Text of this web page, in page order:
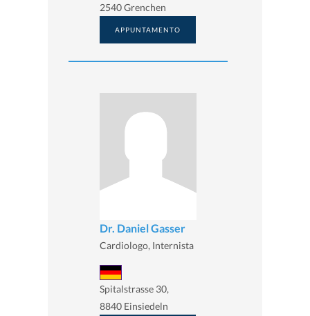
2540 Grenchen
APPUNTAMENTO
Dr. Daniel Gasser
Cardiologo, Internista
Spitalstrasse 30,
8840 Einsiedeln